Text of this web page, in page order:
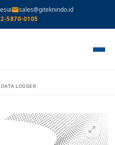
sales@giteknindo.id
5870-0105
LOGGER